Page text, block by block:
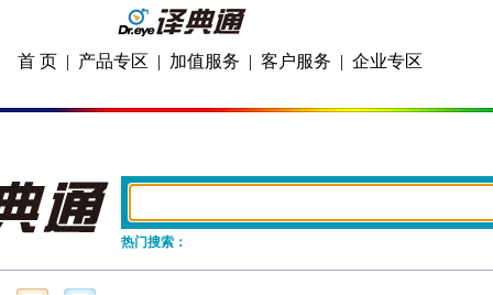
首 页 | 产品专区 | 加值服务 | 客户服务 | 企业专区
热门搜索：